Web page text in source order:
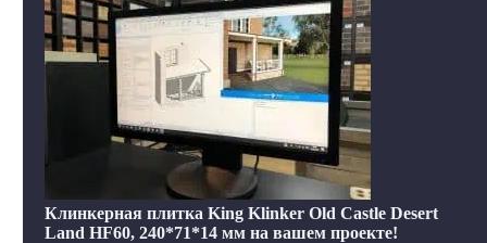
Клинкерная плитка King Klinker Old Castle Desert
Land HF60, 240*71*14 мм на вашем проекте!